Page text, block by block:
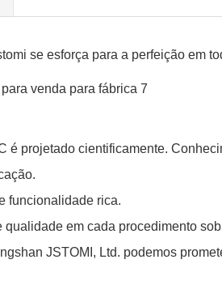
se esforça para a perfeição em
é projetado cientificamente.
funcionalidade rica.
em cada procedimento
JSTOMI, Ltd. podemos